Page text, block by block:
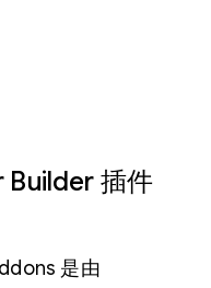
Builder 插件
是由